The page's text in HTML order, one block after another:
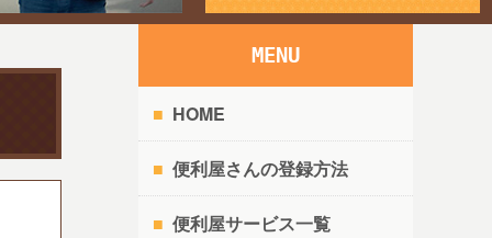
MENU
HOME
便利屋さんの登録方法
便利屋サービス一覧